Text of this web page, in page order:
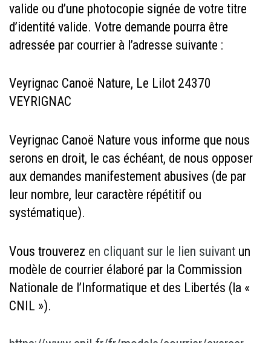
valide ou d’une photocopie signée de votre titre
d’identité valide. Votre demande pourra être
adressée par courrier à l’adresse suivante :
Veyrignac Canoë Nature, Le Lilot 24370
VEYRIGNAC
Veyrignac Canoë Nature vous informe que nous
serons en droit, le cas échéant, de nous opposer
aux demandes manifestement abusives (de par
leur nombre, leur caractère répétitif ou
systématique).
Vous trouverez en cliquant sur le lien suivant un
modèle de courrier élaboré par la Commission
Nationale de l’Informatique et des Libertés (la «
CNIL »).